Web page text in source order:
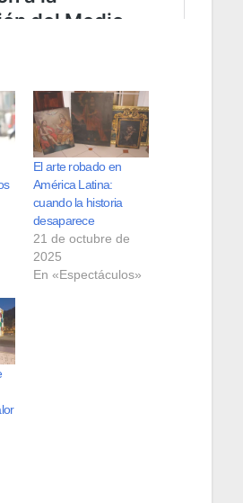
El arte robado en
América Latina:
cuando la historia
desaparece
21 de octubre de
2025
En «Espectáculos»